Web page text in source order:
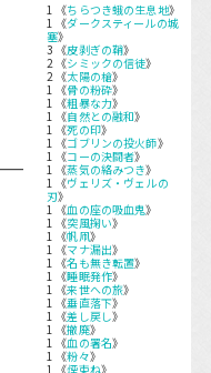
1 《ちらつき蛾の生息地》
1 《ダークスティールの城
塞》
3 《皮剥ぎの鞘》
2 《シミックの信徒》
2 《太陽の槍》
1 《骨の粉砕》
1 《粗暴な力》
1 《自然との融和》
1 《死の印》
1 《ゴブリンの投火師》
1 《コーの決闘者》
1 《蒸気の絡みつき》
1 《ヴェリズ・ヴェルの
刃》
1 《血の座の吸血鬼》
1 《突風掬い》
1 《帆凧》
1 《マナ漏出》
1 《名も無き転置》
1 《睡眠発作》
1 《来世への旅》
1 《垂直落下》
1 《差し戻し》
1 《撤廃》
1 《血の署名》
1 《粉々》
1 《煙束ね》